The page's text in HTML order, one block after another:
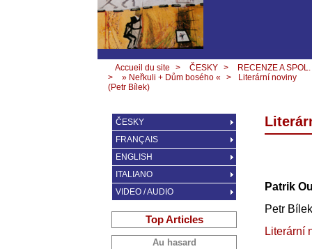
Accueil du site > ČESKY >
RECENZE A SPOL.
>
» Neřkuli + Dům bosého « >
Literární noviny
(Petr Bílek)
Patrik
Petr Bílek
Literární
ČESKY
FRANÇAIS
ENGLISH
ITALIANO
VIDEO / AUDIO
Top Articles
Au hasard